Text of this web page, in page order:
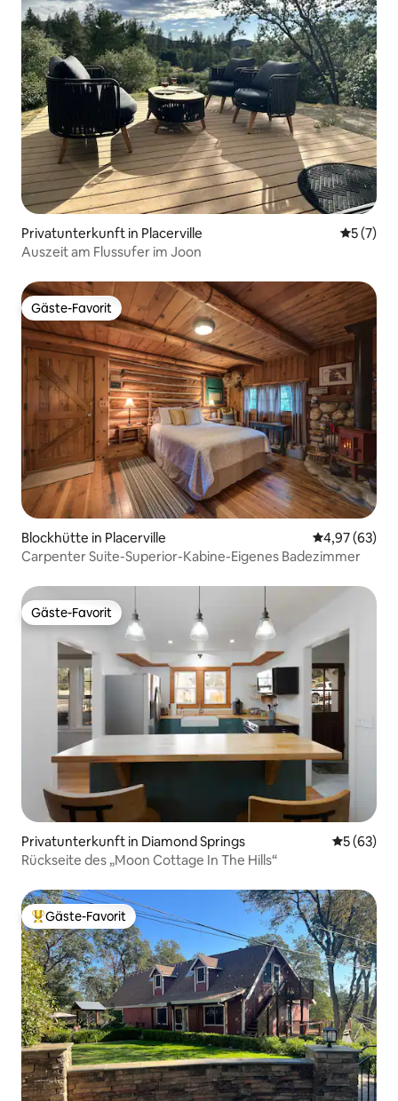
Privatunterkunft in Placerville
5 (7)
Auszeit am Flussufer im Joon
Gäste-Favorit
Gäste-Favorit
Blockhütte in Placerville
4,97 (63)
Carpenter Suite-Superior-Kabine-Eigenes Badezimmer
Gäste-Favorit
Gäste-Favorit
Privatunterkunft in Diamond Springs
5 (63)
Rückseite des „Moon Cottage In The Hills“
Beliebter Gäste-Favorit.
Gäste-Favorit